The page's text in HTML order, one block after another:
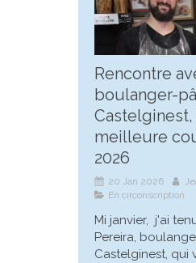
Rencontre
boulanger-
meilleure
2026
20 Jan 2026
En circonscription
Mi janvier, j'ai
Pereira,
Castelginest, qui